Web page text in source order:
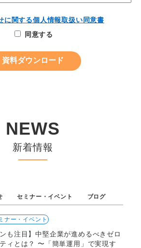
に関する個人情報取扱い同意書
同意する
NEWS
新着情報
セミナー・イベント ブログ
ナー・イベント
も注目】中堅企業が進めるべきゼロ
ィとは？ 〜「簡単運用」で実現す